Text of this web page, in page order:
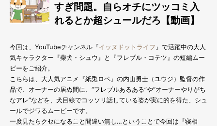
すぎ問題。自らオチにツッコミ入
れるとか超シュールだろ【動画】
今回は、YouTubeチャンネル『イッヌドットライフ』で活躍中の大人
気キャラクター『柴犬・シュウ』と『フレブル・コテツ』の短編ムー
ビーをご紹介。
こちらは、大人気アニメ『紙兎ロペ』の内山勇士（ユウジ）監督の作
品で、オーナーの居ぬ間に、“フレブルあるある”や“オーナーやりがち
なアレ”などを、犬目線でコッソリ話している姿が実に的を得た、シュ
ールでジワるムービーです。
一度見たらクセになること間違い無し…ということで今回は『寝相